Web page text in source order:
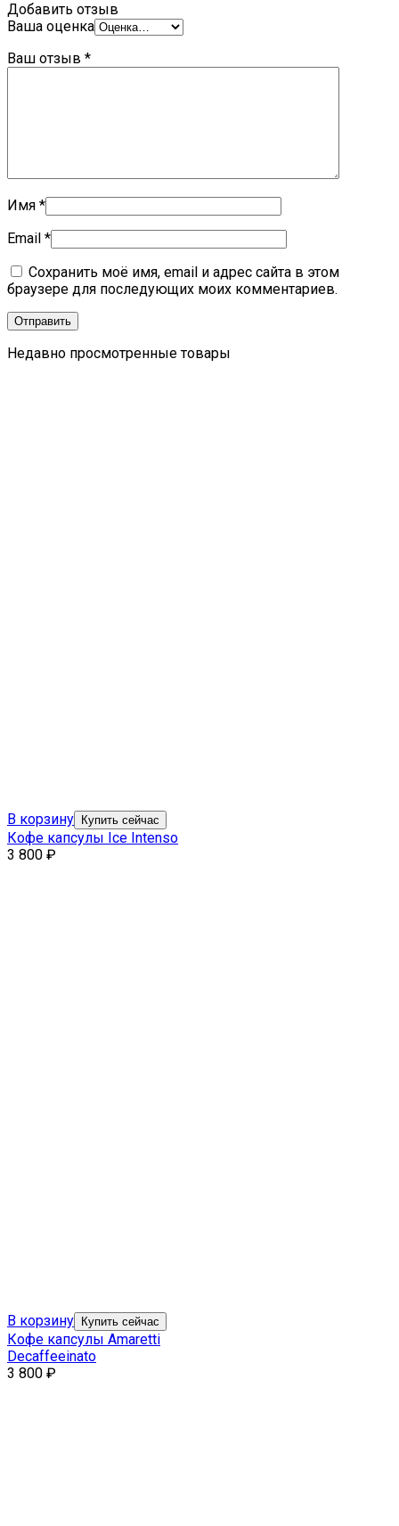
Добавить отзыв
Ваша оценка
Ваш отзыв *
Имя *
Email *
Сохранить моё имя, email и адрес сайта в этом
браузере для последующих моих комментариев.
Недавно просмотренные товары
В корзину Купить сейчас
Кофе капсулы Ice Intenso
3 800 ₽
В корзину Купить сейчас
Кофе капсулы Amaretti
Decaffeeinato
3 800 ₽